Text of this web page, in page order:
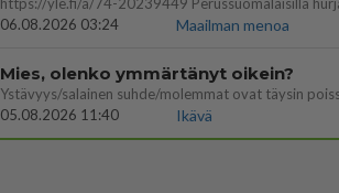
06.08.2026 03:24
Maailman menoa
Mies, olenko ymmärtänyt oikein?
Ystävyys/salainen suhde/molemmat ovat täysin
05.08.2026 11:40
Ikävä